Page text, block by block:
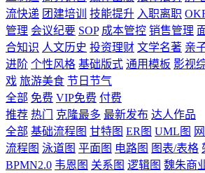
流快递 团建培训 技能提升 入职离职
管理 会议纪要 SOP 成本管控 销售管理
合知识 人文历史 投资理财 文学名著 亲
进阶 个性风格 基础版式 通用模板 影视
戏 旅游美食 节日节气
全部 免费 VIP免费 付费
推荐 热门 克隆最多 最新发布 达人作品
全部 基础流程图 甘特图 ER图 UML图
流程图 泳道图 平面图 电路图 图表/表格
BPMN2.0 韦恩图 关系图 逻辑图 魏朱商